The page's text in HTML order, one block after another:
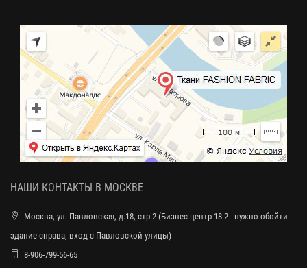
НАШИ КОНТАКТЫ В МОСКВЕ
Москва, ул. Павловская, д.18, стр.2 (Бизнес-центр 18.2 - нужно обойти
здание справа, вход с Павловской улицы)
8-906-799-56-65